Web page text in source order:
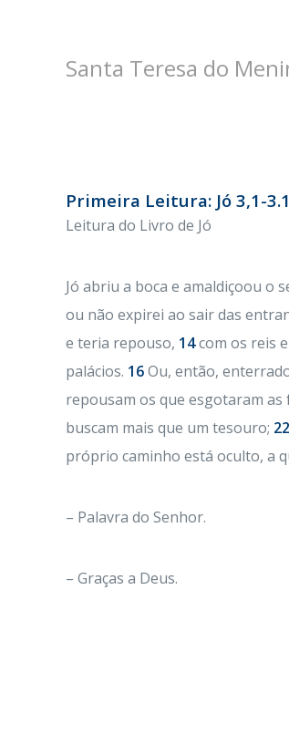
Santa Teresa do
Primeira Leitura: Jó 3,1-
Leitura do Livro de Jó
Jó abriu a boca e amaldiçoou o
ou não expirei ao sair das
e teria repouso, 14com os reis
palácios. 16Ou, então,
repousam os que esgotaram as
buscam mais que um tesouro; 22
próprio caminho está oculto, a
– Palavra do Senhor.
– Graças a Deus.